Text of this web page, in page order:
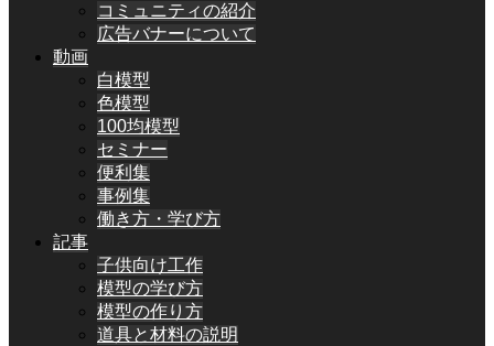
コミュニティの紹介
広告バナーについて
動画
白模型
色模型
100均模型
セミナー
便利集
事例集
働き方・学び方
記事
子供向け工作
模型の学び方
模型の作り方
道具と材料の説明